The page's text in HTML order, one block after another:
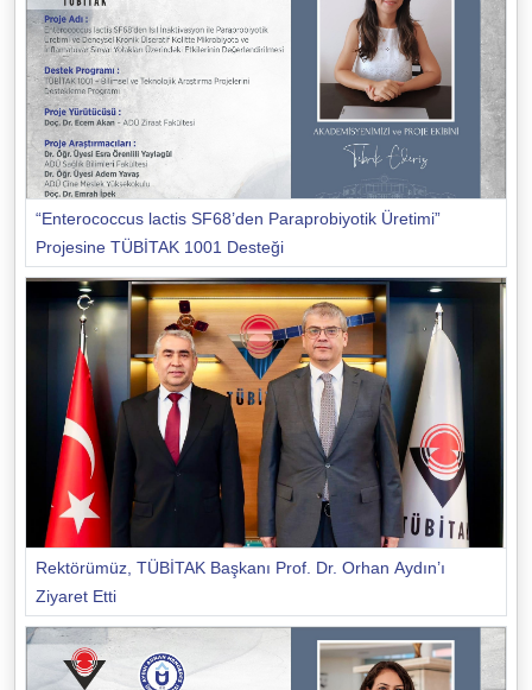
“Enterococcus lactis SF68’den Paraprobiyotik Üretimi”
Projesine TÜBİTAK 1001 Desteği
Rektörümüz, TÜBİTAK Başkanı Prof. Dr. Orhan Aydın’ı
Ziyaret Etti